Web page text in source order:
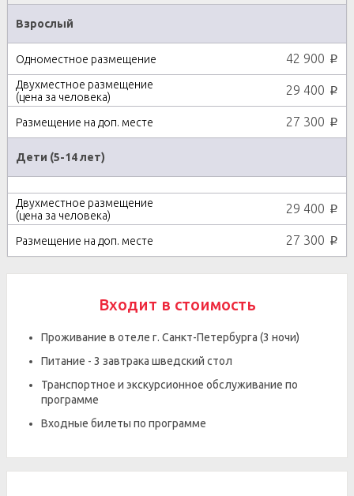
Взрослый
42 900 p
29 400 p
27 300 p
Дети (5-14 лет)
29 400 p
27 300 p
Входит в стоимость
Проживание в отеле г. Санкт-Петербурга (3 ночи)
Питание - 3 завтрака шведский стол
Транспортное и экскурсионное обслуживание по
программе
Входные билеты по программе